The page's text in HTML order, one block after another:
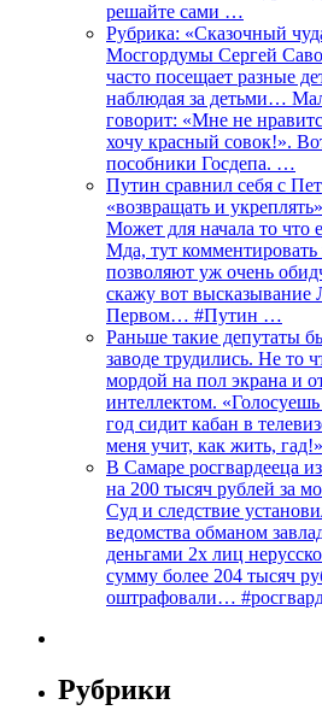
решайте сами …
Рубрика: «Сказочный
Мосгордумы Сергей
часто посещает разные
наблюдая за детьми…
говорит: «Мне не
хочу красный совок!».
пособники Госдепа. …
Путин сравнил себя с
«возвращать и
Может для начала то что
Мда, тут
позволяют уж очень
скажу вот высказывание
Первом… #Путин …
Раньше такие депутаты
заводе трудились. Не то
мордой на пол экрана и
интеллектом. «Голосуешь
год сидит кабан в
меня учит, как жить,
В Самаре росгвардееца
на 200 тысяч рублей за
Суд и следствие
ведомства обманом
деньгами 2х лиц
сумму более 204 тысяч
оштрафовали…
Рубрики